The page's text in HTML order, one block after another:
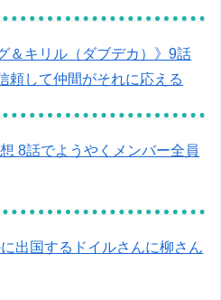
＆キリル（ダブデカ）》9話
頼して仲間がそれに応える
8話でようやくメンバー全員
出国するドイルさんに柳さん